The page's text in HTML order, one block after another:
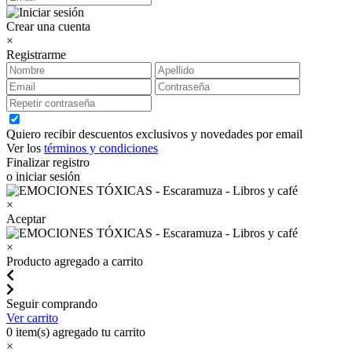
Crear una cuenta
×
Registrarme
Quiero recibir descuentos exclusivos y novedades por email
Ver los términos y condiciones
Finalizar registro
o iniciar sesión
×
Aceptar
×
Producto agregado a carrito
Seguir comprando
Ver carrito
0 item(s) agregado tu carrito
×